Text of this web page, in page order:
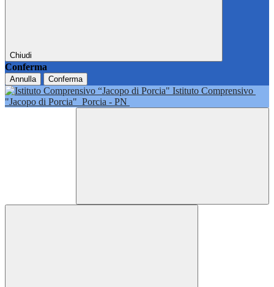
Chiudi
Conferma
Annulla Conferma
Istituto Comprensivo
"Jacopo di Porcia" Porcia - PN